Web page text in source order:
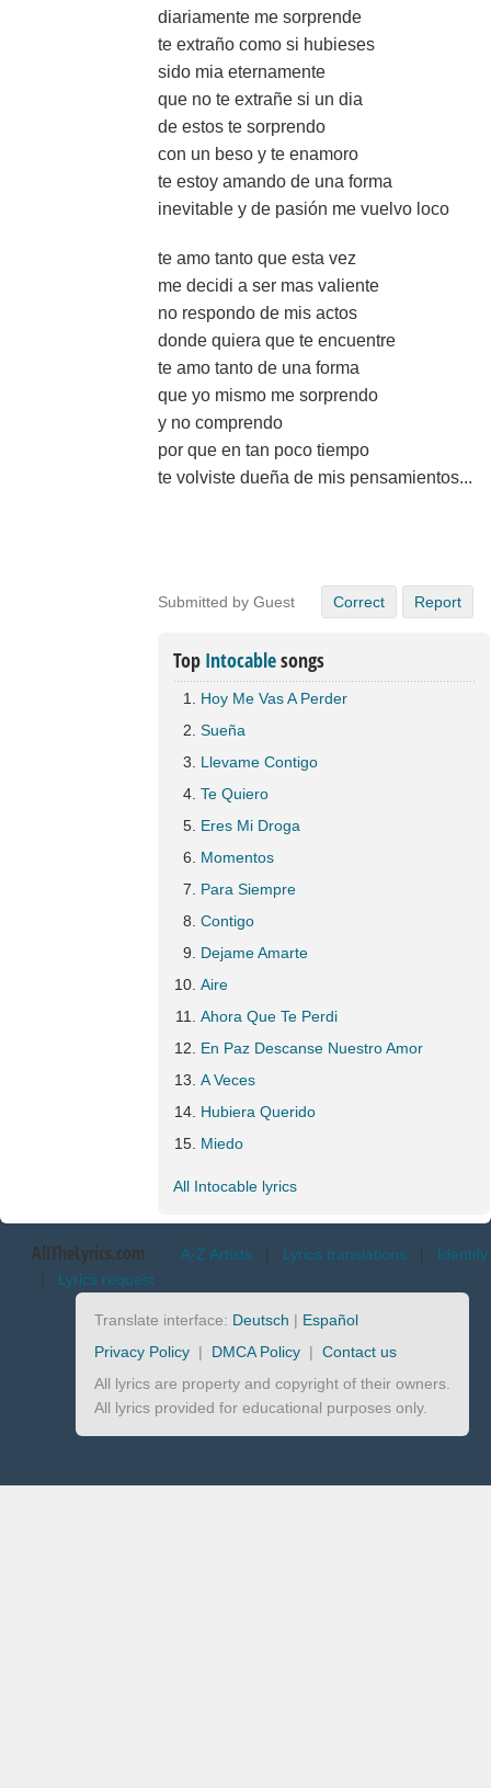
diariamente me sorprende
te extraño como si hubieses
sido mia eternamente
que no te extrañe si un dia
de estos te sorprendo
con un beso y te enamoro
te estoy amando de una forma
inevitable y de pasión me vuelvo loco
te amo tanto que esta vez
me decidi a ser mas valiente
no respondo de mis actos
donde quiera que te encuentre
te amo tanto de una forma
que yo mismo me sorprendo
y no comprendo
por que en tan poco tiempo
te volviste dueña de mis pensamientos...
Submitted by Guest Correct Report
Top Intocablesongs
Hoy Me Vas A Perder
Sueña
Llevame Contigo
Te Quiero
Eres Mi Droga
Momentos
Para Siempre
Contigo
Dejame Amarte
Aire
Ahora Que Te Perdi
En Paz Descanse Nuestro Amor
A Veces
Hubiera Querido
Miedo
All Intocable lyrics
AllTheLyrics.com A-Z Artists | Lyrics translations | Identify
| Lyrics request
Translate interface: Deutsch | Español
Privacy Policy | DMCA Policy | Contact us
All lyrics are property and copyright of their owners.
All lyrics provided for educational purposes only.